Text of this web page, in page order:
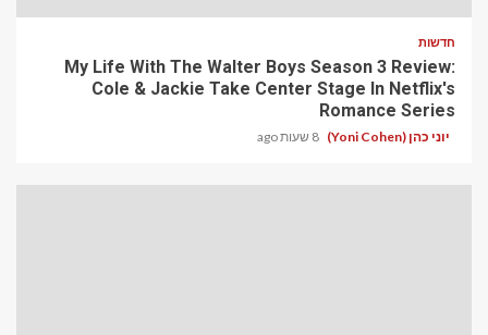
חדשות
My Life With The Walter Boys Season 3 Review:
Cole & Jackie Take Center Stage In Netflix's
Romance Series
יוני כהן (Yoni Cohen) 8 שעות ago